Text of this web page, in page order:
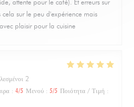
attente pour le café). Et erreurs sur
sur le peu d'expérience mais
plaisir pour la cuisine
2
: 4/5 Μενού : 5/5 Ποιότητα / Τιμή :